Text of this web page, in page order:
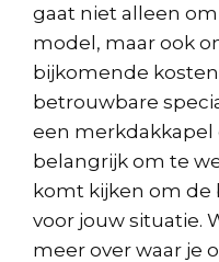
gaat niet alleen
model, maar ook
bijkomende
betrouwbare
een merkdakkapel
belangrijk om te
komt kijken om de
voor jouw situatie.
meer over waar je